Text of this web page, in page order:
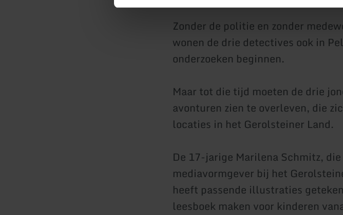
Zonder de politie en zonder
wonen de drie detectives ook in
onderzoeken beginnen.
Maar tot die tijd moeten de drie
avonturen zien te overleven, die
locaties in het Gerolsteiner Land.
De 17-jarige Marilena Schmitz,
mediavormgever bij het
heeft passende illustraties
leesboek maken voor kinderen